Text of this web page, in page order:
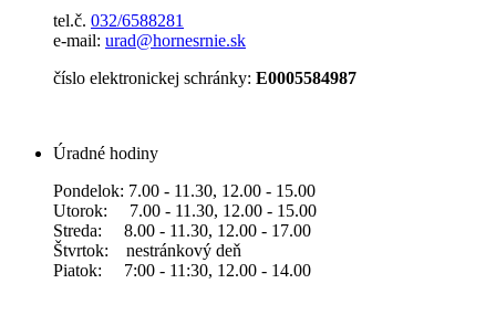
tel.č. 032/6588281
e-mail: urad@hornesrnie.sk
číslo elektronickej schránky: E0005584987
Úradné hodiny
Pondelok: 7.00 - 11.30, 12.00 - 15.00
Utorok: 7.00 - 11.30, 12.00 - 15.00
Streda: 8.00 - 11.30, 12.00 - 17.00
Štvrtok: nestránkový deň
Piatok: 7:00 - 11:30, 12.00 - 14.00